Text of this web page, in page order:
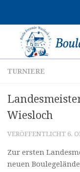
TURNIERE
Wiesloch
VERÖFFENTLICHT 6.
Zur ersten
neuen